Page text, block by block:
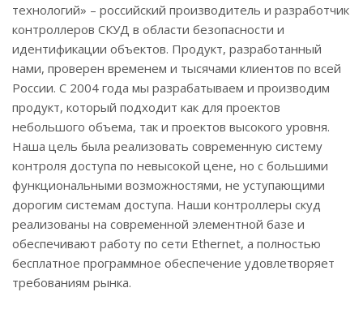
технологий» – российский производитель и разработчик
контроллеров СКУД в области безопасности и
идентификации объектов. Продукт, разработанный
нами, проверен временем и тысячами клиентов по всей
России. С 2004 года мы разрабатываем и производим
продукт, который подходит как для проектов
небольшого объема, так и проектов высокого уровня.
Наша цель была реализовать современную систему
контроля доступа по невысокой цене, но с большими
функциональными возможностями, не уступающими
дорогим системам доступа. Наши контроллеры скуд
реализованы на современной элементной базе и
обеспечивают работу по сети Ethernet, а полностью
бесплатное программное обеспечение удовлетворяет
требованиям рынка.